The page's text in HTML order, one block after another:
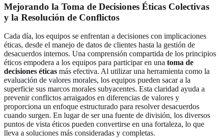
Mejorando la Toma de Decisiones Éticas Colectivas
y la Resolución de Conflictos
Cada día, los equipos se enfrentan a decisiones con implicaciones
éticas, desde el manejo de datos de clientes hasta la gestión de
desacuerdos internos. Una comprensión compartida de los principios
éticos empodera a los equipos para participar en una toma de
decisiones éticas más efectiva. Al utilizar una herramienta como la
evaluación de valores morales, los equipos pueden sacar a la
superficie sus marcos morales subyacentes. Esta claridad ayuda a
prevenir conflictos arraigados en diferencias de valores y
proporciona un enfoque estructurado para resolver desacuerdos
cuando surgen. En lugar de ser una fuente de división, los diversos
puntos de vista éticos pueden convertirse en una fortaleza, lo que
lleva a soluciones más consideradas y completas.